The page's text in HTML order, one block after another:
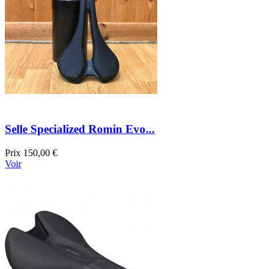
Selle Specialized Romin Evo...
Prix 150,00 €
Voir